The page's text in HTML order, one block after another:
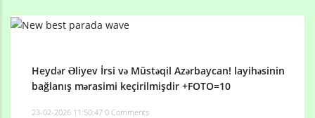
Heydər Əliyev İrsi və Müstəqil Azərbaycan! layihəsinin
bağlanış mərasimi keçirilmişdir +FOTO=10
23-02-2026 11:50:47 0 Comments